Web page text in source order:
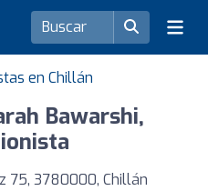
en Chillán
Bawarshi,
75, 3780000, Chillán